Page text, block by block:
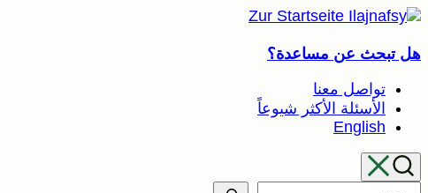
تخطى
المحتوى
هل تبحث عن مساعدة؟
تواصل معنا
الأسئلة الأكثر شيوعاً
English
Search